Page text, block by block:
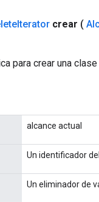
Iterator crear (
para crear una
alcance actual
Un identificador
Un eliminador de